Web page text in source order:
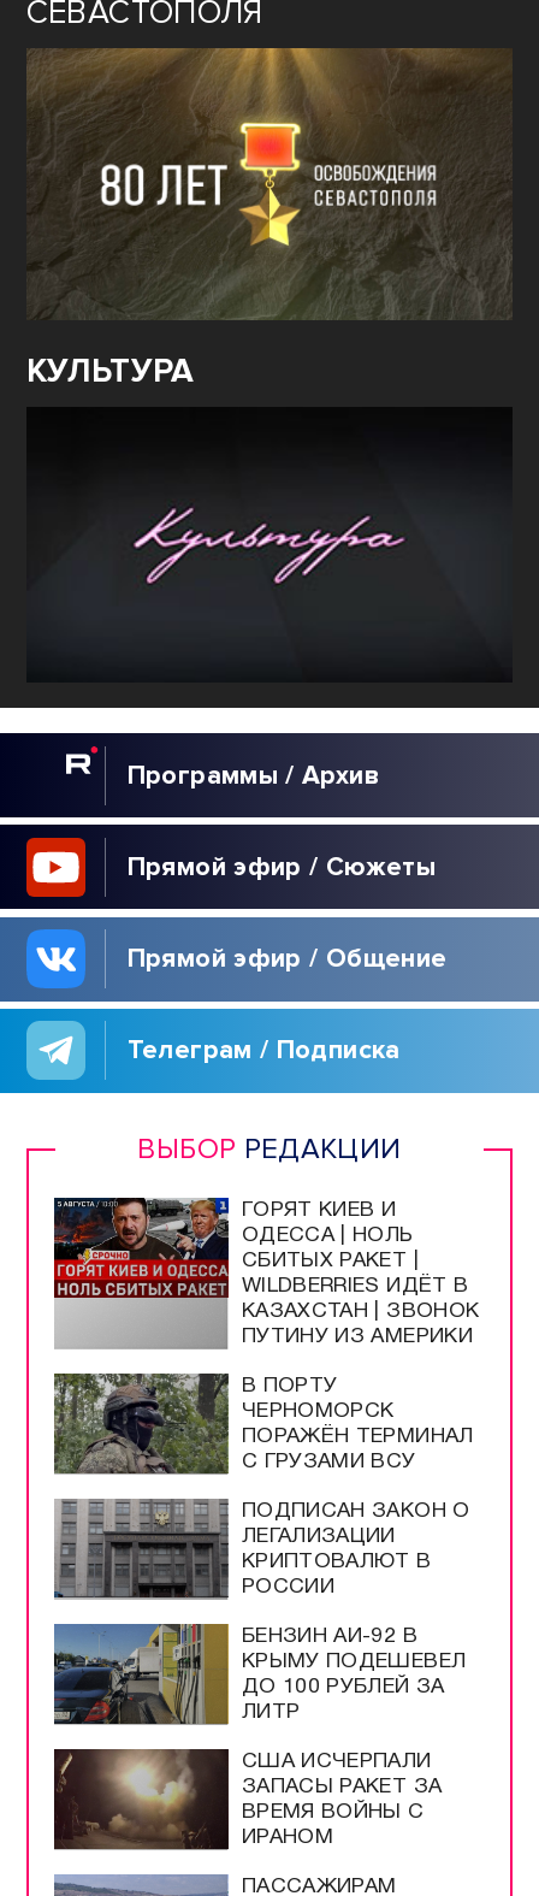
Программы / Архив
Прямой эфир / Сюжеты
Прямой эфир / Общение
Телеграм / Подписка
ВЫБОР РЕДАКЦИИ
ГОРЯТ КИЕВ И
ОДЕССА | НОЛЬ
СБИТЫХ РАКЕТ |
WILDBERRIES ИДЁТ В
КАЗАХСТАН | ЗВОНОК
ПУТИНУ ИЗ АМЕРИКИ
В ПОРТУ
ЧЕРНОМОРСК
ПОРАЖЁН ТЕРМИНАЛ
С ГРУЗАМИ ВСУ
ПОДПИСАН ЗАКОН О
ЛЕГАЛИЗАЦИИ
КРИПТОВАЛЮТ В
РОССИИ
БЕНЗИН АИ-92 В
КРЫМУ ПОДЕШЕВЕЛ
ДО 100 РУБЛЕЙ ЗА
ЛИТР
США ИСЧЕРПАЛИ
ЗАПАСЫ РАКЕТ ЗА
ВРЕМЯ ВОЙНЫ С
ИРАНОМ
ПАССАЖИРАМ
СЕВАСТОПОЛЯ
КУЛЬТУРА